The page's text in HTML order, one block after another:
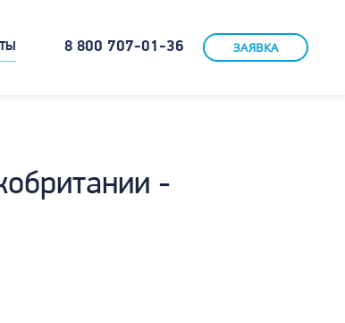
8 800 707-01-36 ЗАЯВКА
-